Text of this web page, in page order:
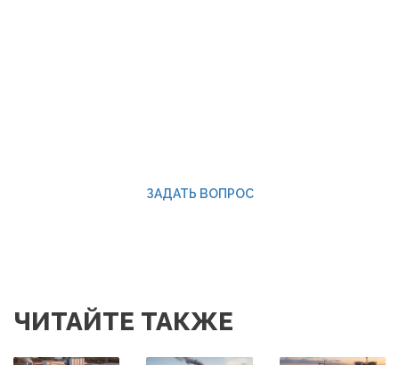
ЗАДАТЬ ВОПРОС
ЧИТАЙТЕ ТАКЖЕ